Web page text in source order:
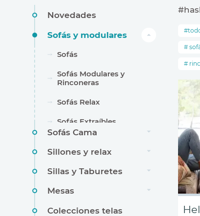
Novedades
Sofás y modulares
Sofás
Sofás Modulares y
Rinconeras
Sofás Relax
Sofás Extraíbles
Sofás Cama
Sillones y relax
Sillas y Taburetes
Mesas
Colecciones telas